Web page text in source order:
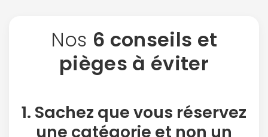
Nos 6 conseils et
pièges à éviter
1. Sachez que vous réservez
une catégorie et non un